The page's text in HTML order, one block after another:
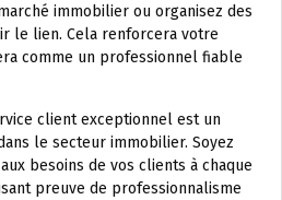
immobilier ou organisez des
le lien. Cela renforcera votre
comme un professionnel fiable
client exceptionnel est un
le secteur immobilier. Soyez
besoins de vos clients à chaque
preuve de professionnalisme